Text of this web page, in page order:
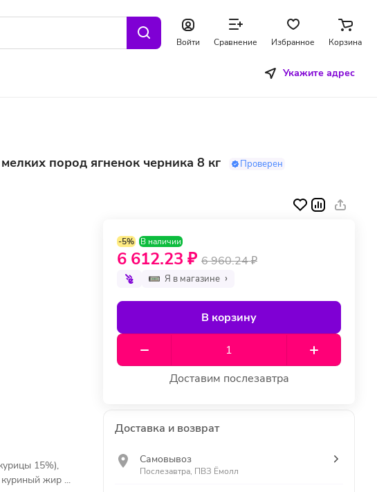
Войти Сравнение Избранное Корзина
Укажите адрес
пород ягненок черника 8 кг
Проверен
15%),
жир ...
-5% В наличии
6 612.23 ₽ 6 960.24 ₽
Я в магазине
В корзину
Доставим послезавтра
Доставка и возврат
Самовывоз
Послезавтра, ПВЗ Ёмолл